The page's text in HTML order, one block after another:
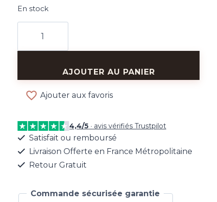
En stock
Broche
AJOUTER AU PANIER
Ajouter aux favoris
4,4/5 · avis vérifiés Trustpilot
Satisfait ou remboursé
Livraison Offerte en France Métropolitaine
Retour Gratuit
Commande sécurisée garantie